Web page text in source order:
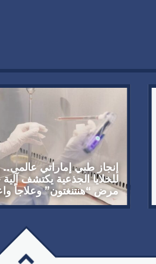
إنجاز طبي إماراتي
للخلايا الجذعية يكتشف
مرض “هنتنغتون” وعلاجاً